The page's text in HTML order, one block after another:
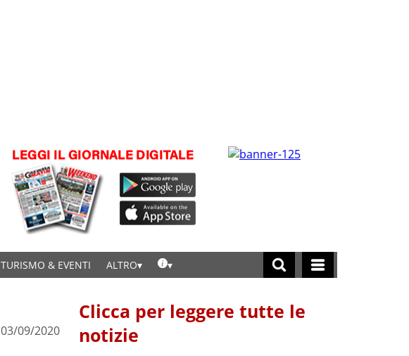
TURISMO & EVENTI ALTRO
03/09/2020
Clicca per leggere tutte le
notizie